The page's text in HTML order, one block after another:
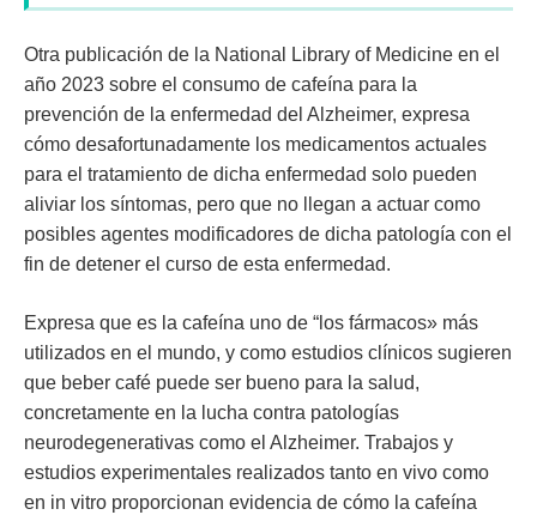
Otra publicación de la National Library of Medicine en el
año 2023 sobre el consumo de cafeína para la
prevención de la enfermedad del Alzheimer, expresa
cómo desafortunadamente los medicamentos actuales
para el tratamiento de dicha enfermedad solo pueden
aliviar los síntomas, pero que no llegan a actuar como
posibles agentes modificadores de dicha patología con el
fin de detener el curso de esta enfermedad.
Expresa que es la cafeína uno de “los fármacos» más
utilizados en el mundo, y como estudios clínicos sugieren
que beber café puede ser bueno para la salud,
concretamente en la lucha contra patologías
neurodegenerativas como el Alzheimer. Trabajos y
estudios experimentales realizados tanto en vivo como
en in vitro proporcionan evidencia de cómo la cafeína